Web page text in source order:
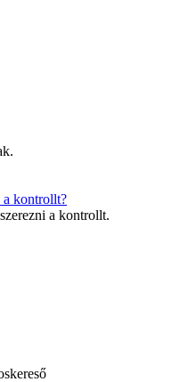
a kontrollt?
a kontrollt.